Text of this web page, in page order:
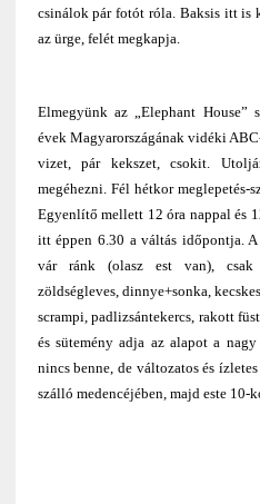
csinálok pár fotót róla. Baksis itt is
az ürge, felét megkapja.
Elmegyünk az „Elephant House”
évek Magyarországának vidéki
vizet, pár kekszet, csokit.
megéhezni. Fél hétkor meglepetés-
Egyenlítő mellett 12 óra nappal és
itt éppen 6.30 a váltás időpontja. A
vár ránk (olasz est van), csak
zöldségleves, dinnye+sonka,
scrampi, padlizsántekercs, rakott
és sütemény adja az alapot a
nincs benne, de változatos és
szálló medencéjében, majd este